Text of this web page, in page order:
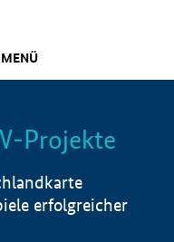
MENÜ
Info
Projekte
erfolgreicher